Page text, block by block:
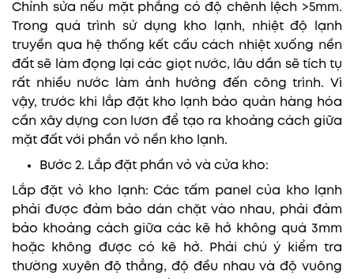
Chỉnh sửa nếu mặt phẳng có độ chênh lệch >5mm.
Trong quá trình sử dụng kho lạnh, nhiệt độ lạnh
truyền qua hệ thống kết cấu cách nhiệt xuống nền
đất sẽ làm đọng lại các giọt nước, lâu dần sẽ tích tụ
rất nhiều nước làm ảnh hưởng đến công trình. Vì
vậy, trước khi lắp đặt kho lạnh bảo quản hàng hóa
cần xây dựng con lươn để tạo ra khoảng cách giữa
mặt đất với phần vỏ nền kho lạnh.
Bước 2. Lắp đặt phần vỏ và cửa kho:
Lắp đặt vỏ kho lạnh: Các tấm panel của kho lạnh
phải được đảm bảo dán chặt vào nhau, phải đảm
bảo khoảng cách giữa các kẽ hở không quá 3mm
hoặc không được có kẽ hở. Phải chú ý kiểm tra
thường xuyên độ thẳng, độ đều nhau và độ vuông